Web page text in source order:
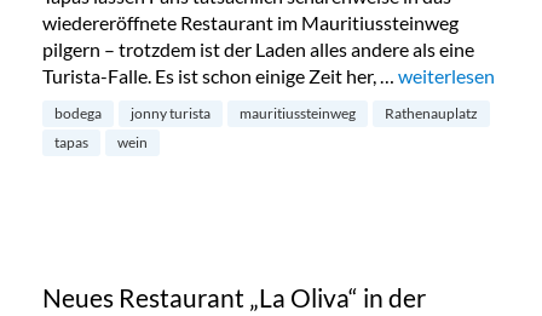
wiedereröffnete Restaurant im Mauritiussteinweg
pilgern – trotzdem ist der Laden alles andere als eine
Turista-Falle. Es ist schon einige Zeit her, … „Jonny Turista –
weiterlesen
bodega jonny turista mauritiussteinweg
Rathenauplatz
tapas
wein
Neues Restaurant „La Oliva“ in der